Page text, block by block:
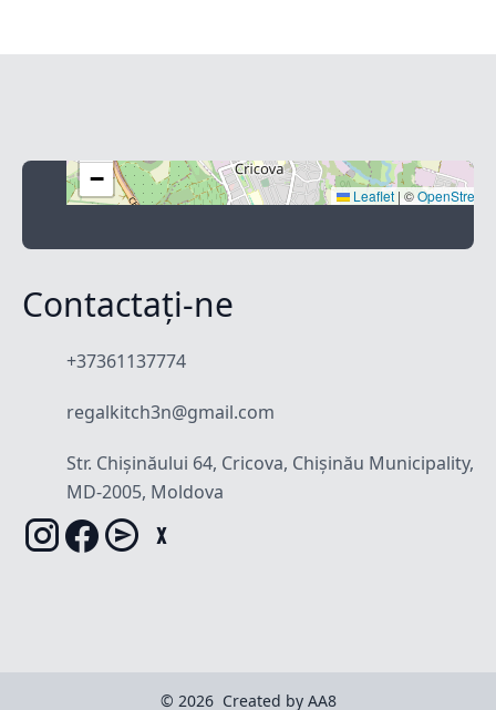
−
Leaflet | ©
Contactați-ne
+37361137774
regalkitch3n@gmail.com
Str. Chișinăului 64, Cricova, Chișinău Municipality,
MD-2005, Moldova
© 2026 Created by AA8